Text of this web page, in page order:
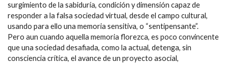
surgimiento de la sabiduría, condición y dimensión capaz de
responder a la falsa sociedad virtual, desde el campo cultural,
usando para ello una memoria sensitiva, o “sentipensante”.
Pero aun cuando aquella memoria florezca, es poco convincente
que una sociedad desafiada, como la actual, detenga, sin
consciencia crítica, el avance de un proyecto asocial,